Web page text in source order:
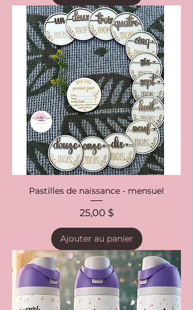
Pastilles de naissance - mensuel
Prix
25,00 $
Ajouter au panier